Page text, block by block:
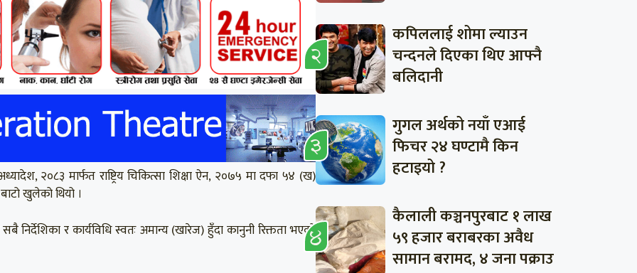
२०८३ मार्फत राष्ट्रिय चिकित्सा शिक्षा ऐन, २०७५ मा दफा ५४ (ख)
खुलेको थियो ।
र कार्यविधि स्वतः अमान्य (खारेज) हुँदा कानुनी रिक्तता भएको
कपिललाई शोमा ल्याउन
चन्दनले दिएका थिए आफ्नै
बलिदानी
गुगल अर्थको नयाँ एआई
फिचर २४ घण्टामै किन
हटाइयो ?
कैलाली कञ्चनपुरबाट १ लाख
५९ हजार बराबरका अवैध
सामान बरामद, ४ जना पक्राउ